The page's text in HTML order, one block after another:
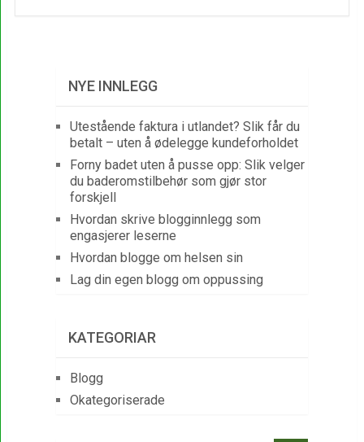
NYE INNLEGG
Utestående faktura i utlandet? Slik får du
betalt – uten å ødelegge kundeforholdet
Forny badet uten å pusse opp: Slik velger
du baderomstilbehør som gjør stor
forskjell
Hvordan skrive blogginnlegg som
engasjerer leserne
Hvordan blogge om helsen sin
Lag din egen blogg om oppussing
KATEGORIAR
Blogg
Okategoriserade